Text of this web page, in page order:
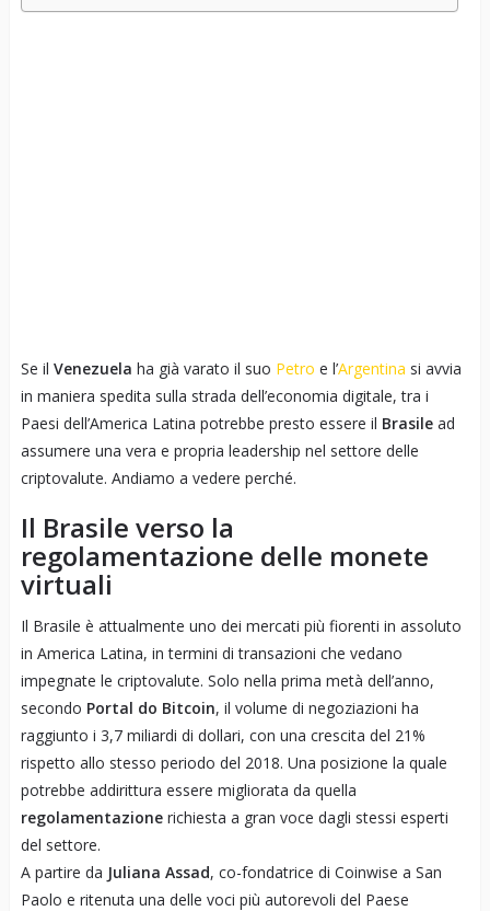
Se il Venezuela ha già varato il suo Petro e l’Argentina si avvia
in maniera spedita sulla strada dell’economia digitale, tra i
Paesi dell’America Latina potrebbe presto essere il Brasilead
assumere una vera e propria leadership nel settore delle
criptovalute. Andiamo a vedere perché.
Il Brasile verso la
regolamentazione delle monete
virtuali
Il Brasile è attualmente uno dei mercati più fiorenti in assoluto
in America Latina, in termini di transazioni che vedano
impegnate le criptovalute. Solo nella prima metà dell’anno,
secondo Portal do Bitcoin, il volume di negoziazioni ha
raggiunto i 3,7 miliardi di dollari, con una crescita del 21%
rispetto allo stesso periodo del 2018. Una posizione la quale
potrebbe addirittura essere migliorata da quella
regolamentazionerichiesta a gran voce dagli stessi esperti
del settore.
A partire da Juliana Assad, co-fondatrice di Coinwise a San
Paolo e ritenuta una delle voci più autorevoli del Paese